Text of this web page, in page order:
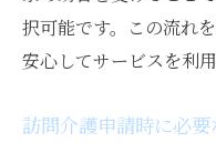
択可能です。この流れ
安心してサービスを利用
訪問介護申請時に必